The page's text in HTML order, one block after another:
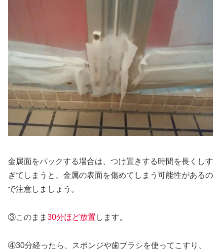
金属面をパックする場合は、つけ置きする時間を長くしす
ぎてしまうと、金属の表面を傷めてしまう可能性があるの
で注意しましょう。
③このまま 30分ほど放置 します。
④30分経ったら、スポンジや歯ブラシを使ってこすり、